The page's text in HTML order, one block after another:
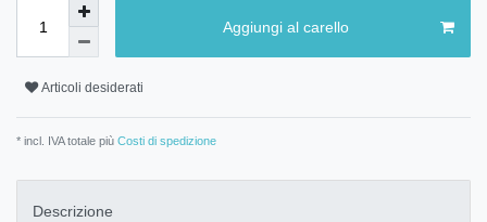
Aggiungi al carello
Articoli desiderati
* incl. IVA totale più Costi di spedizione
Descrizione